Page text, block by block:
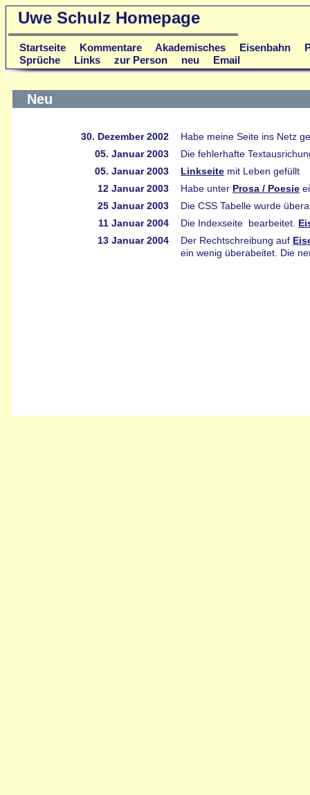
Uwe Schulz Homepage
Startseite Kommentare Akademisches Eisenbahn
Sprüche
Links zur Person neu Email
Neu
30. Dezember 2002
Habe meine Seite ins Netz
05. Januar 2003
Die fehlerhafte
05. Januar 2003
Linkseite mit Leben gefüllt
12 Januar 2003
Habe unter Prosa / Poesie
25 Januar 2003
Die CSS Tabelle wurde
11 Januar 2004
Die Indexseite bearbeitet.
13 Januar 2004
Der Rechtschreibung auf
ein wenig überabeitet. Die